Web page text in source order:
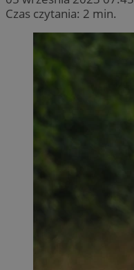
Czas czytania: 2 min.